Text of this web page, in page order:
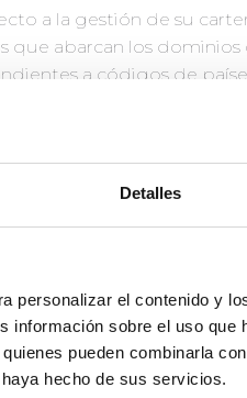
Detalles
personalizar el contenido y
información sobre el uso que
pueden combinarla
hecho de sus servicios.
a la gestión de su
que abarcan los dominios
a códigos de
negociación y
de dominio. En caso
clientes de acuerdo con
de Dominio (UDRP)
(ICANN) y
como la Organización